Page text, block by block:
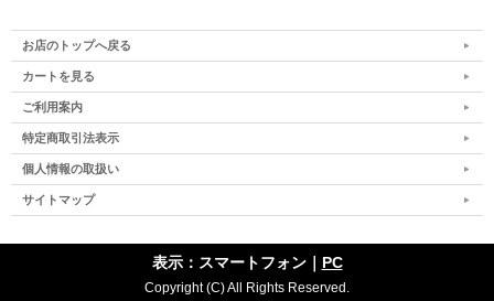
お店のトップへ戻る
カートを見る
ご利用案内
特定商取引法表示
個人情報の取扱い
サイトマップ
表示：スマートフォン｜ PC
Copyright (C) All Rights Reserved.